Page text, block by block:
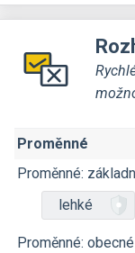
Proměnné
Proměnné:
lehké
Proměnné: